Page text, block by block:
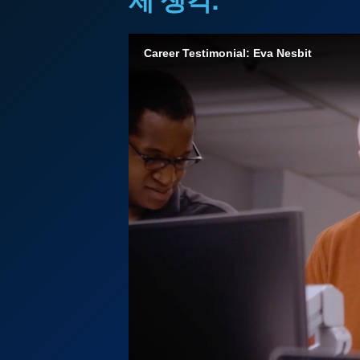
Career Testimonial: Eva Nesbit